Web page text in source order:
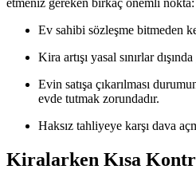
etmeniz gereken birkaç önemli nokta:
Ev sahibi sözleşme bitmeden
Kira artışı yasal sınırlar
Evin satışa çıkarılması
evde tutmak zorundadır.
Haksız tahliyeye karşı dava
Kiralarken Kısa